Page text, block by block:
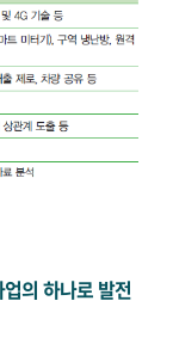
의 하나로 발전